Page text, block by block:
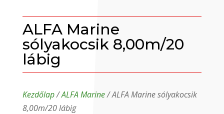
ALFA Marine
sólyakocsik 8,00m/20
lábig
Kezdőlap/ALFA Marine/ ALFA Marine sólyakocsik
8,00m/20 lábig